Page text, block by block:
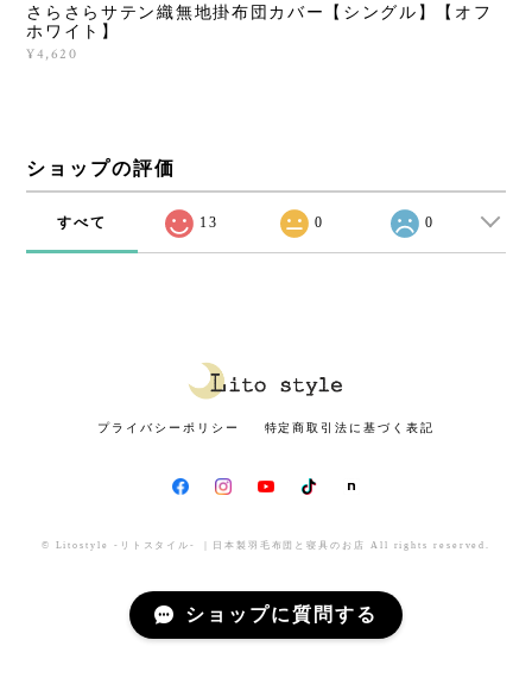
さらさらサテン織無地掛布団カバー【シングル】【オフ
ホワイト】
¥4,620
ショップの評価
すべて 13 0 0
プライバシーポリシー 特定商取引法に基づく表記
© Litostyle -リトスタイル- ｜日本製羽毛布団と寝具のお店 All rights reserved.
ショップに質問する